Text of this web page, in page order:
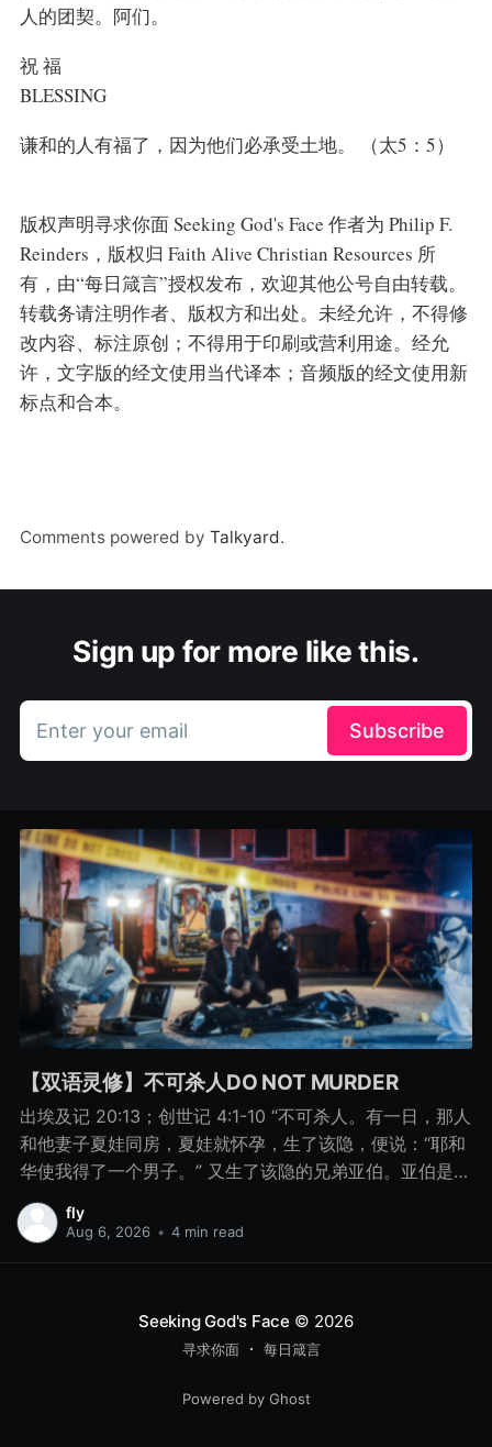
人的团契。阿们。
祝 福
BLESSING
谦和的人有福了，因为他们必承受土地。 （太5：5）
版权声明寻求你面 Seeking God's Face 作者为 Philip F.
Reinders，版权归 Faith Alive Christian Resources 所
有，由“每日箴言”授权发布，欢迎其他公号自由转载。
转载务请注明作者、版权方和出处。未经允许，不得修
改内容、标注原创；不得用于印刷或营利用途。经允
许，文字版的经文使用当代译本；音频版的经文使用新
标点和合本。
Comments powered by Talkyard.
Sign up for more like this.
Enter your email Subscribe
【双语灵修】不可杀人DO NOT MURDER
出埃及记 20:13；创世记 4:1-10 “不可杀人。有一日，那人
和他妻子夏娃同房，夏娃就怀孕，生了该隐，便说：“耶和
华使我得了一个男子。” 又生了该隐的兄弟亚伯。亚伯是牧
羊的，该隐是种地的。 有一日，该隐拿地里的出产为供物
献给耶和华， 亚伯也将他羊群中头生的和羊的脂油献上。
为什么发怒呢？你为什么变了脸色呢？ 你若行得好，岂不
蒙悦纳？你若行得不好，罪就伏在门前。它必恋慕你，你
却要制伏它。” 该隐与他兄弟亚伯说话，二人正在田间，该
隐起来打他兄弟亚伯，把他杀了。 耶和华对该隐说：“你兄
fly
Aug 6, 2026 • 4 min read
Seeking God's Face © 2026
寻求你面 每日箴言
Powered by Ghost